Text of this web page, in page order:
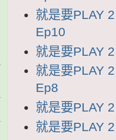
就是要PLAY
Ep10
就是要PLAY
就是要PLAY
Ep8
就是要PLAY
就是要PLAY